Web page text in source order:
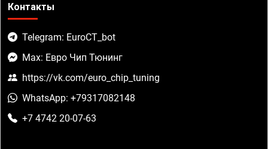
Контакты
Telegram: EuroCT_bot
Max: Евро Чип Тюнинг
https://vk.com/euro_chip_tuning
WhatsApp: +79317082148
+7 4742 20-07-63